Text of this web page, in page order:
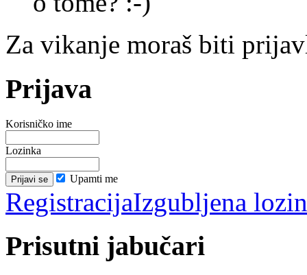
Za vikanje moraš biti
Prijava
Korisničko ime
Lozinka
Upamti me
RegistracijaIzgubljena
Prisutni jabučari